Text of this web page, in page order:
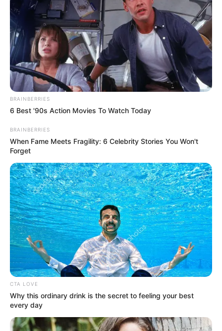
your best every day
CTA Love
See The Incredible Physical Transformations Of
These Stars
Brainberries
Why this ordinary drink is the secret to feeling
your best every day